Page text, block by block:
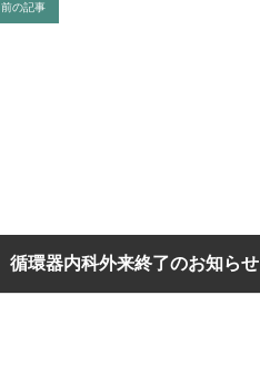
前の記事
循環器内科外来終了のお知らせ